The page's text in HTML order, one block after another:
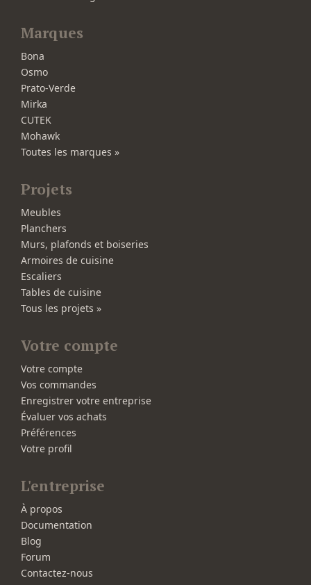
Marques
Bona
Osmo
Prato-Verde
Mirka
CUTEK
Mohawk
Toutes les marques »
Projets
Meubles
Planchers
Murs, plafonds et boiseries
Armoires de cuisine
Escaliers
Tables de cuisine
Tous les projets »
Votre compte
Votre compte
Vos commandes
Enregistrer votre entreprise
Évaluer vos achats
Préférences
Votre profil
L'entreprise
À propos
Documentation
Blog
Forum
Contactez-nous